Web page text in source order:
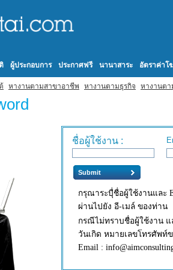
หางานตามสาขาอาชีพ หางานตามธุรกิจ หางานต
ผู้ประกอบการ ประกาศฟรี นานาสาระ อัตราค่า
ชื่อผู้ใช้งาน :
กรุณาระบุื่ชื่อผู้ใช้งานและ
ผ่านไปยัง อี-เมล์ ของท่าน
กรณีไม่ทราบชื่อผู้ใช้งาน แ
วันเกิด หมายเลขโทรศัพท์
Email :